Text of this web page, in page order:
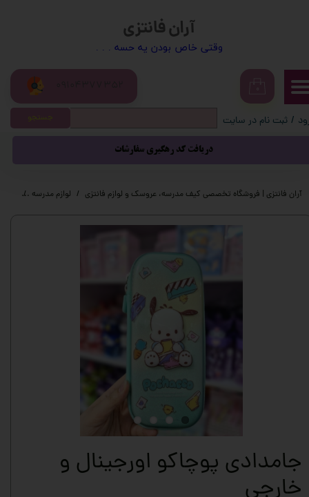
آران فانتزی
​​وقتی خاص بودن یه حسه . . .
/ ثبت نام در سایت
سفارشات
خروج از حساب کاربری
دریافت کد رهگیری سفارشات
جستجو
آران فانتزی | فروشگاه تخصصی کیف مدرسه، عروسک و لوازم فانتزی لوازم مدرسه
جامدادی پوچاکو اورجینال و
خارجی